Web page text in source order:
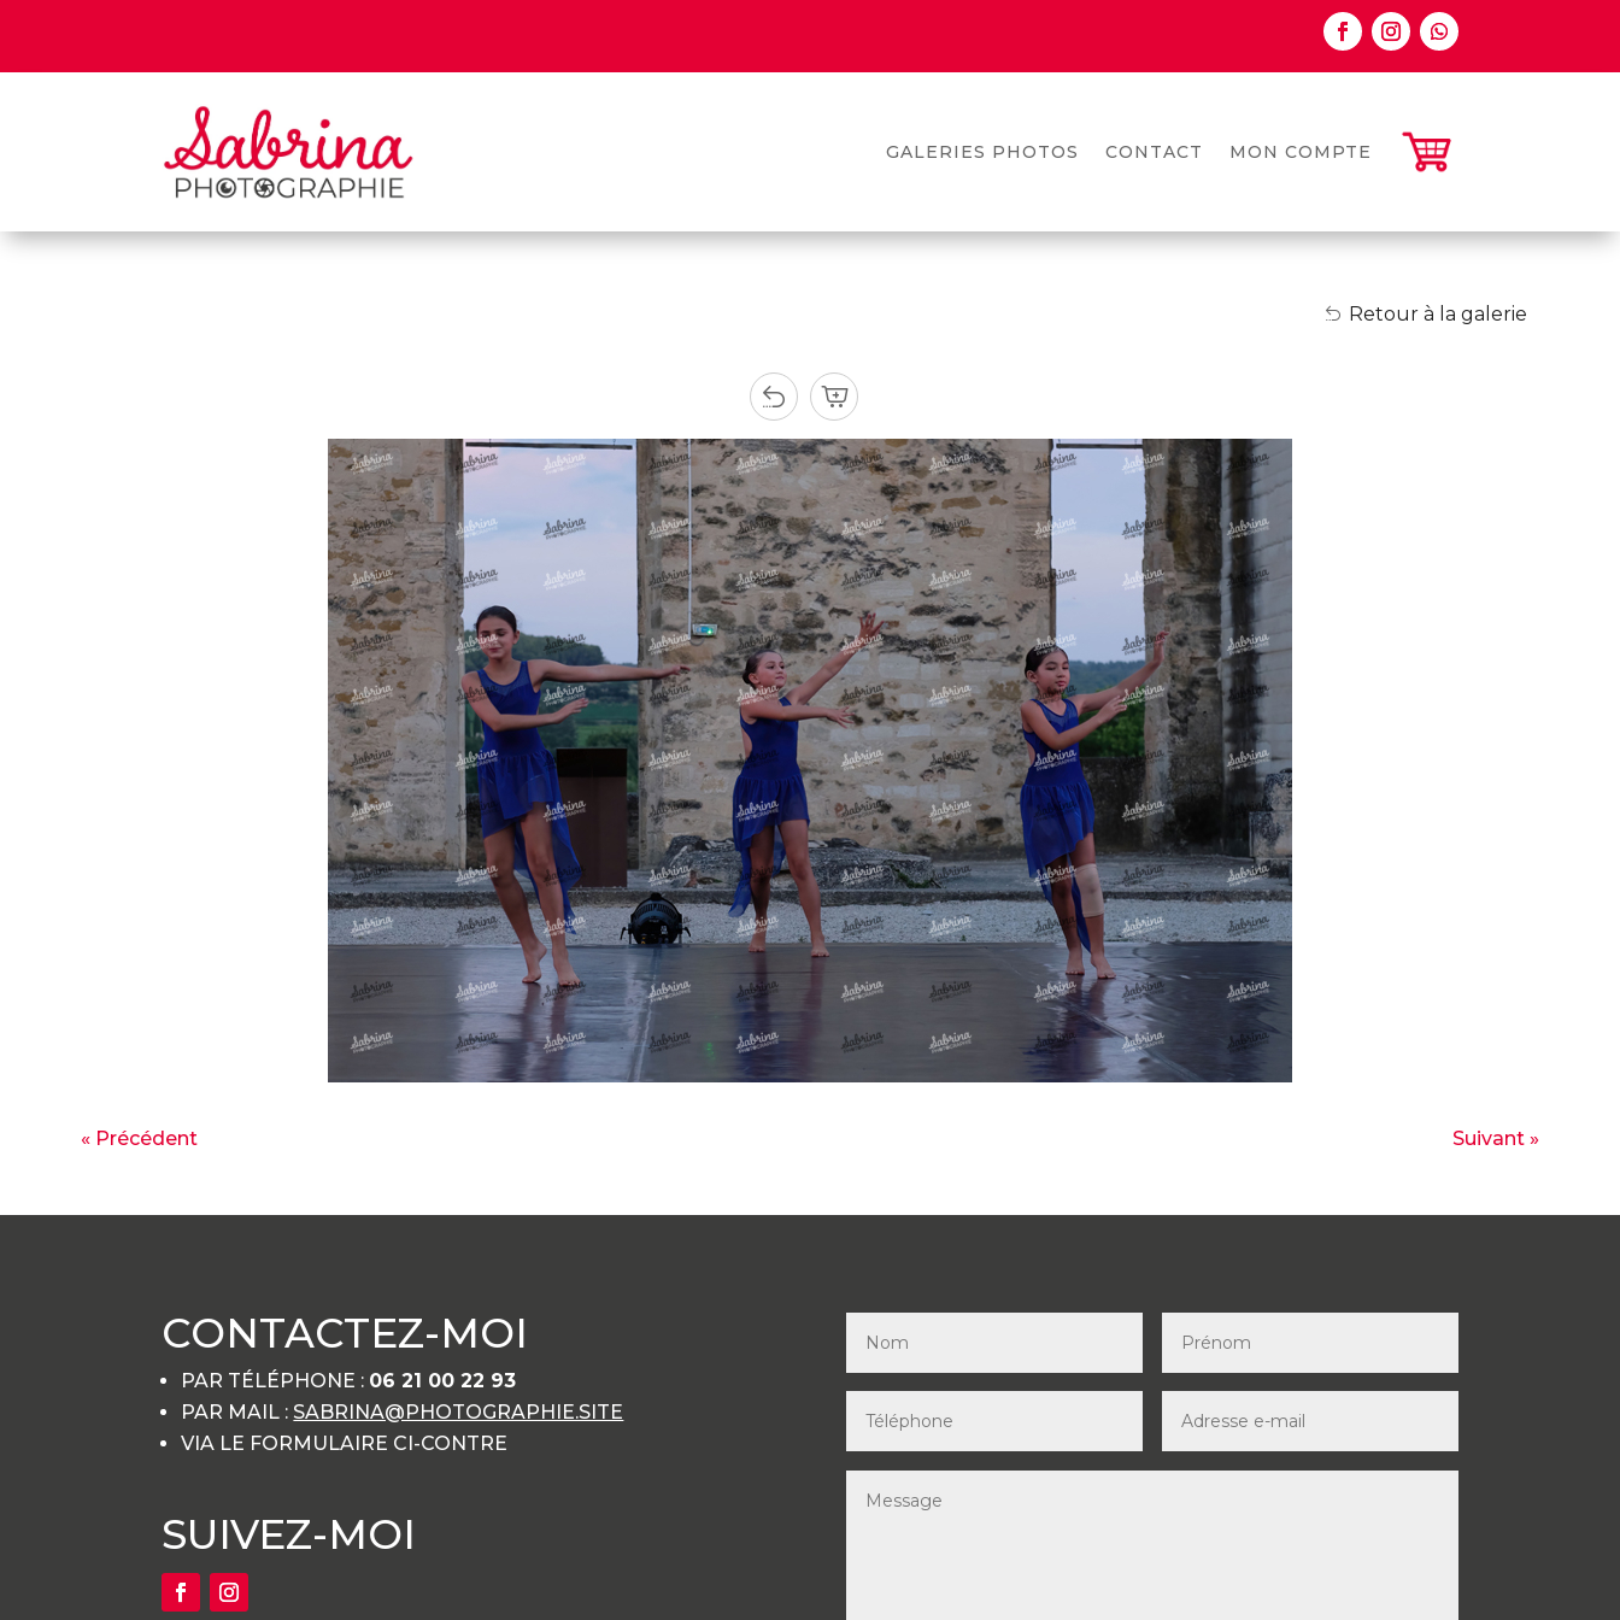
GALERIES PHOTOS CONTACT MON COMPTE
Retour à la galerie
« Précédent Suivant »
CONTACTEZ-MOI
PAR TÉLÉPHONE : 06 21 00 22 93
PAR MAIL : SABRINA@PHOTOGRAPHIE.SITE
VIA LE FORMULAIRE CI-CONTRE
SUIVEZ-MOI